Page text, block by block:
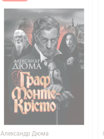
Александр Дюма